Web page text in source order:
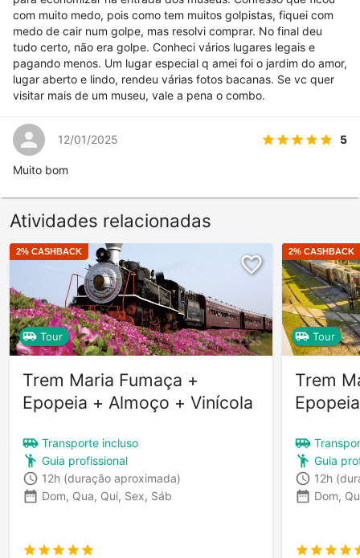
com muito medo, pois como tem muitos golpistas, fiquei com
medo de cair num golpe, mas resolvi comprar. No final deu
tudo certo, não era golpe. Conheci vários lugares legais e
pagando menos. Um lugar especial q amei foi o jardim do amor,
lugar aberto e lindo, rendeu várias fotos bacanas. Se vc quer
visitar mais de um museu, vale a pena o combo.
12/01/2025 5
Muito bom
Atividades relacionadas
2% CASHBACK
Tour
Trem Maria Fumaça +
Epopeia + Almoço + Vinícola
Transporte incluso
Guia profissional
12h (duração aproximada)
Dom, Qua, Qui, Sex, Sáb
2% CASHBACK
Tour
Trem
Guia
12h
Dom,